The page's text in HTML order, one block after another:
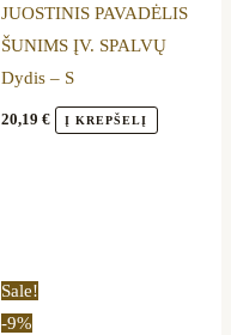
JUOSTINIS PAVADĖLIS
ŠUNIMS ĮV. SPALVŲ
Dydis – S
20,19 € Į KREPŠELĮ
be
chosen
Sale!
-9%